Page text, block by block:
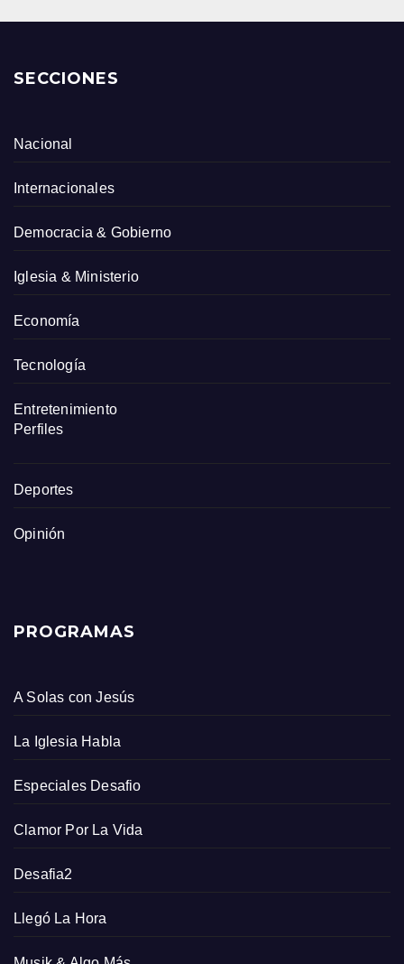
SECCIONES
Nacional
Internacionales
Democracia & Gobierno
Iglesia & Ministerio
Economía
Tecnología
Entretenimiento
Perfiles
Deportes
Opinión
PROGRAMAS
A Solas con Jesús
La Iglesia Habla
Especiales Desafio
Clamor Por La Vida
Desafia2
Llegó La Hora